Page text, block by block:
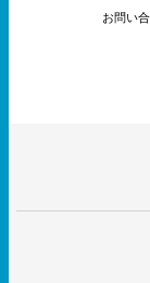
お問い